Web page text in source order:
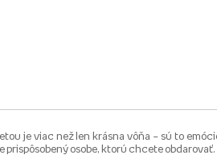
je viac než len krásna vôňa – sú to
osobe, ktorú chcete obdarovať.